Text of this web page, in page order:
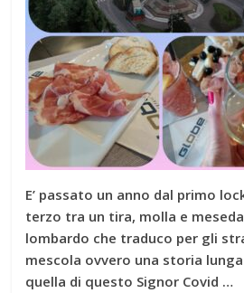
E’ passato un anno dal primo
terzo tra un tira, molla e
lombardo che traduco per gli
mescola ovvero una storia
quella di questo Signor Covid …